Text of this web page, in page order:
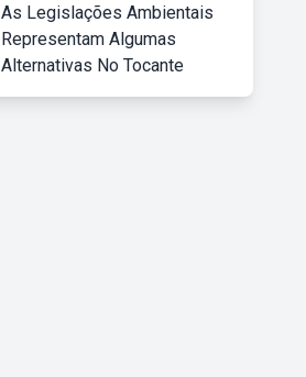
As Legislações Ambientais
Representam Algumas
Alternativas No Tocante